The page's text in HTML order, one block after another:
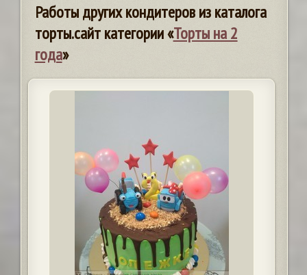
Работы других кондитеров из каталога
торты.сайт категории «Торты на 2
года»